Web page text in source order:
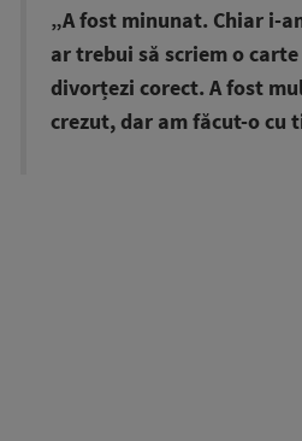
„A fost minunat. Chiar i-
ar trebui să scriem o carte
divorțezi corect. A fost
crezut, dar am făcut-o cu